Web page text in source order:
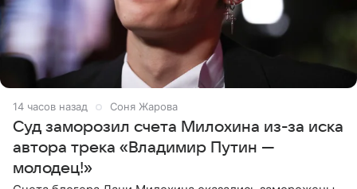
14 часов назад Соня Жарова
Суд заморозил счета Милохина из-за иска
автора трека «Владимир Путин —
молодец!»